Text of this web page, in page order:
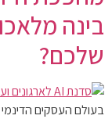
בינה
שלכם?
בעולם העסקים